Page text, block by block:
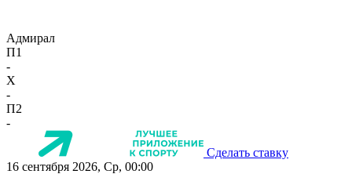
Адмирал
П1
-
X
-
П2
-
Сделать ставку
16 сентября 2026, Ср, 00:00